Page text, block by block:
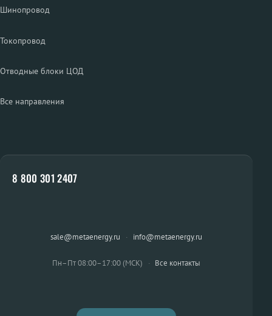
Шинопровод
Токопровод
Отводные блоки ЦОД
Все направления
8 800 301 2407
sale@metaenergy.ru · info@metaenergy.ru
Пн–Пт 08:00–17:00 (МСК) · Все контакты